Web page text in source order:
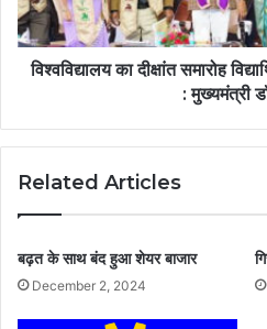
विश्वविद्यालय का दीक्षांत समारोह
: मुख्यमंत्री
Related Articles
बढ़त के साथ बंद हुआ शेयर बाजार
December 2, 2024